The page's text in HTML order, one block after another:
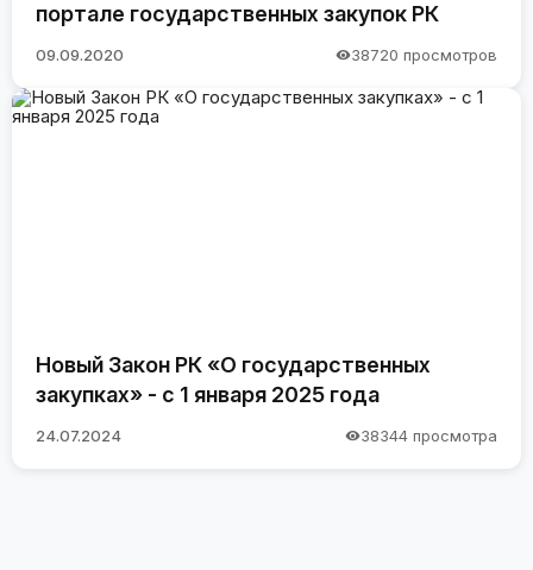
портале государственных закупок РК
09.09.2020 38720 просмотров
Новый Закон РК «О государственных
закупках» - с 1 января 2025 года
24.07.2024 38344 просмотра